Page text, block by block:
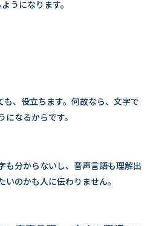
うになります。
も、役立ちます。何故なら、文字で
なるからです。
も分からないし、音声言語も理解出
のかも人に伝わりません。